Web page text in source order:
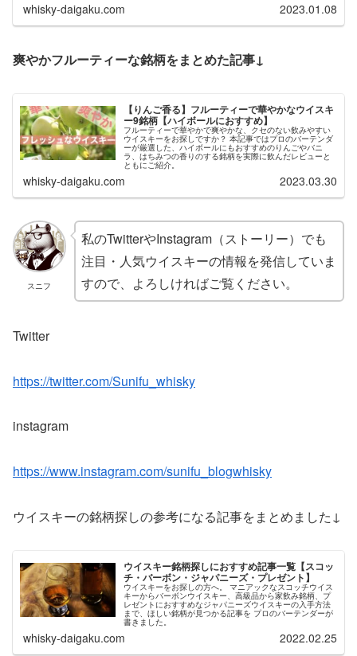
whisky-daigaku.com 2023.01.08
爽やかフルーティーな銘柄をまとめた記事↓
【りんご香る】フルーティーで華やかなウイスキ
ー9銘柄【ハイボールにおすすめ】
フルーティーで華やかで爽やかな、クセのない飲みやすい
ウイスキーをお探しですか？ 本記事ではプロのバーテンダ
ーが厳選した、ハイボールにもおすすめのりんごやバニ
ラ、はちみつの香りのする銘柄を実際に飲んだレビューと
ともにご紹介。
whisky-daigaku.com 2023.03.30
スニフ
私のTwitterやInstagram（ストーリー）でも
注目・人気ウイスキーの情報を発信していま
すので、よろしければご覧ください。
Twitter
https://twitter.com/Sunifu_whisky
instagram
https://www.instagram.com/sunifu_blogwhisky
ウイスキーの銘柄探しの参考になる記事をまとめました↓
ウイスキー銘柄探しにおすすめ記事一覧【スコッ
チ・バーボン・ジャパニーズ・プレゼント】
ウイスキーをお探しの方へ。 マニアックなスコッチウイス
キーからバーボンウイスキー、高級品から家飲み銘柄、プ
レゼントにおすすめなジャパニーズウイスキーの入手方法
まで、ほしい銘柄が見つかる記事を プロのバーテンダーが
書きました。
whisky-daigaku.com 2022.02.25